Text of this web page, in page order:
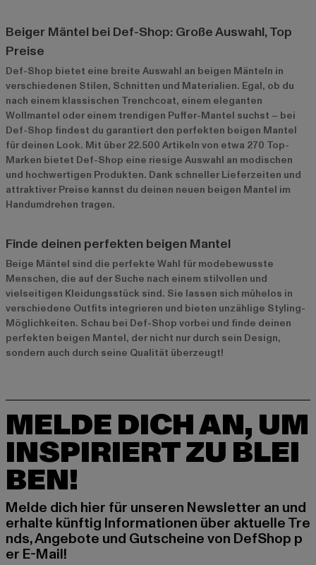
Beiger Mäntel bei Def-Shop: Große Auswahl, Top
Preise
Def-Shop bietet eine breite Auswahl an beigen Mänteln in
verschiedenen Stilen, Schnitten und Materialien. Egal, ob du
nach einem klassischen Trenchcoat, einem eleganten
Wollmantel oder einem trendigen Puffer-Mantel suchst – bei
Def-Shop findest du garantiert den perfekten beigen Mantel
für deinen Look. Mit über 22.500 Artikeln von etwa 270 Top-
Marken bietet Def-Shop eine riesige Auswahl an modischen
und hochwertigen Produkten. Dank schneller Lieferzeiten und
attraktiver Preise kannst du deinen neuen beigen Mantel im
Handumdrehen tragen.
Finde deinen perfekten beigen Mantel
Beige Mäntel sind die perfekte Wahl für modebewusste
Menschen, die auf der Suche nach einem stilvollen und
vielseitigen Kleidungsstück sind. Sie lassen sich mühelos in
verschiedene Outfits integrieren und bieten unzählige Styling-
Möglichkeiten. Schau bei Def-Shop vorbei und finde deinen
perfekten beigen Mantel, der nicht nur durch sein Design,
sondern auch durch seine Qualität überzeugt!
MELDE DICH AN, UM
INSPIRIERT ZU BLEI
BEN!
Melde dich hier für unseren Newsletter an und
erhalte künftig Informationen über aktuelle Tre
nds, Angebote und Gutscheine von DefShop p
er E-Mail!